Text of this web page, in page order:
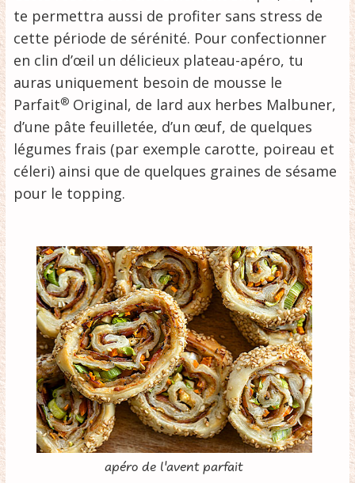
te permettra aussi de profiter sans stress de
cette période de sérénité. Pour confectionner
en clin d’œil un délicieux plateau-apéro, tu
auras uniquement besoin de mousse le
Parfait® Original, de lard aux herbes Malbuner,
d’une pâte feuilletée, d’un œuf, de quelques
légumes frais (par exemple carotte, poireau et
céleri) ainsi que de quelques graines de sésame
pour le topping.
apéro de l'avent parfait